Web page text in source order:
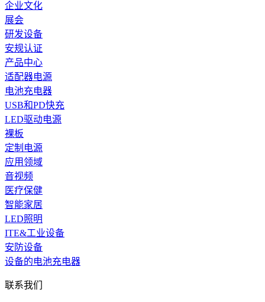
企业文化
展会
研发设备
安规认证
产品中心
适配器电源
电池充电器
USB和PD快充
LED驱动电源
裸板
定制电源
应用领域
音视频
医疗保健
智能家居
LED照明
ITE&工业设备
安防设备
设备的电池充电器
联系我们